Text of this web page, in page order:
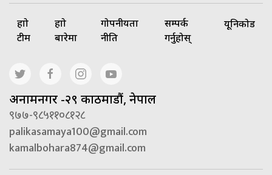
हाम्रो
टीम
हाम्रो
बारेमा
गोपनीयता
नीति
सम्पर्क
गर्नुहोस्
यूनिकोड
अनामनगर -२९ काठमाडौं, नेपाल
९७७-९८५११०८१२८
palikasamaya100@gmail.com
kamalbohara874@gmail.com